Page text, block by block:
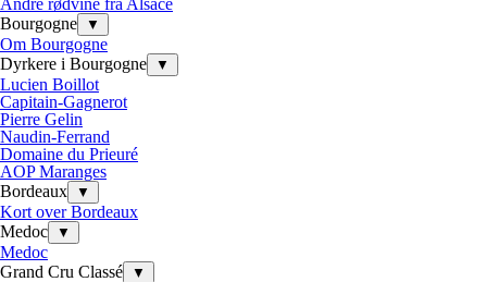
Andre rødvine fra Alsace
Bourgogne
▼
Om Bourgogne
Dyrkere i Bourgogne
▼
Lucien Boillot
Capitain-Gagnerot
Pierre Gelin
Naudin-Ferrand
Domaine du Prieuré
AOP Maranges
Bordeaux
▼
Kort over Bordeaux
Medoc
▼
Medoc
Grand Cru Classé
▼